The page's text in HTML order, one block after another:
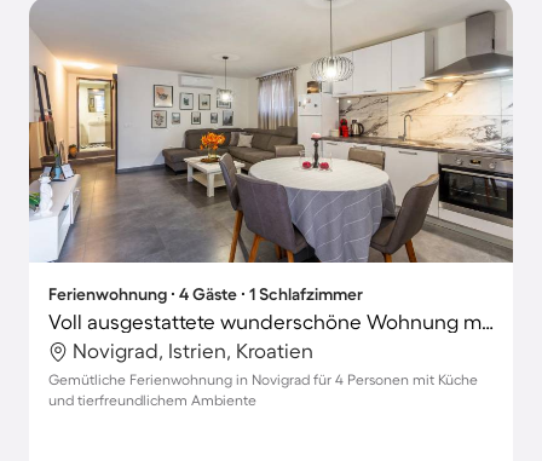
Ferienwohnung ∙ 4 Gäste ∙ 1 Schlafzimmer
Voll ausgestattete wunderschöne Wohnung mit Terrasse | Haustiere erlaubt
Novigrad, Istrien, Kroatien
Gemütliche Ferienwohnung in Novigrad für 4 Personen mit Küche
und tierfreundlichem Ambiente